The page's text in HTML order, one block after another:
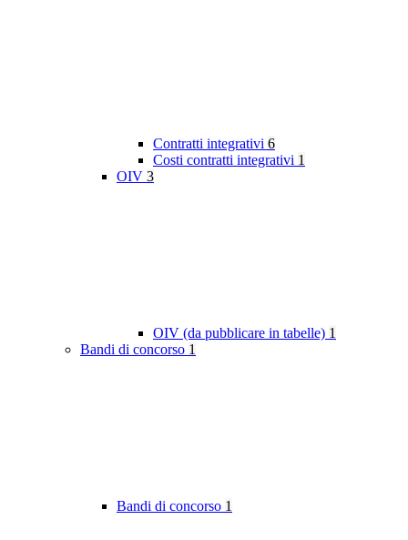
Contratti integrativi 6
Costi contratti integrativi 1
OIV 3
OIV (da pubblicare in tabelle) 1
Bandi di concorso 1
Bandi di concorso 1